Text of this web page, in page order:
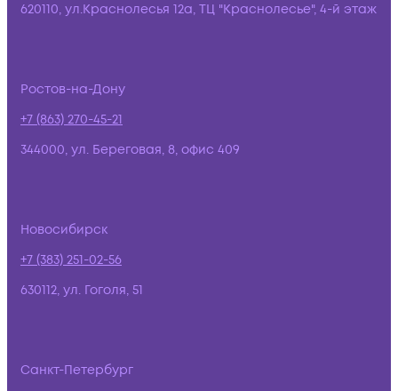
620110, ул.Краснолесья 12а, ТЦ "Краснолесье", 4-й этаж
Ростов-на-Дону
+7 (863) 270-45-21
344000, ул. Береговая, 8, офис 409
Новосибирск
+7 (383) 251-02-56
630112, ул. Гоголя, 51
Санкт-Петербург